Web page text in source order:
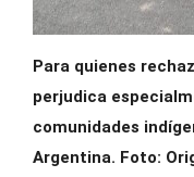
Para quienes
perjudica
comunidades
Argentina. Foto: